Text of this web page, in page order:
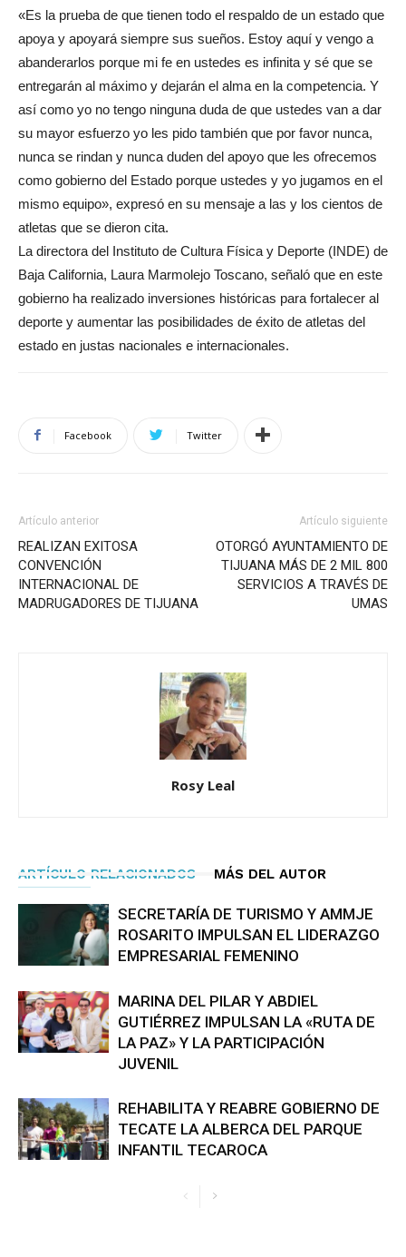
«Es la prueba de que tienen todo el respaldo de un estado que
apoya y apoyará siempre sus sueños. Estoy aquí y vengo a
abanderarlos porque mi fe en ustedes es infinita y sé que se
entregarán al máximo y dejarán el alma en la competencia. Y
así como yo no tengo ninguna duda de que ustedes van a dar
su mayor esfuerzo yo les pido también que por favor nunca,
nunca se rindan y nunca duden del apoyo que les ofrecemos
como gobierno del Estado porque ustedes y yo jugamos en el
mismo equipo», expresó en su mensaje a las y los cientos de
atletas que se dieron cita.
La directora del Instituto de Cultura Física y Deporte (INDE) de
Baja California, Laura Marmolejo Toscano, señaló que en este
gobierno ha realizado inversiones históricas para fortalecer al
deporte y aumentar las posibilidades de éxito de atletas del
estado en justas nacionales e internacionales.
Facebook Twitter
Artículo anterior
REALIZAN EXITOSA
CONVENCIÓN
INTERNACIONAL DE
MADRUGADORES DE TIJUANA
Artículo siguiente
OTORGÓ AYUNTAMIENTO DE
TIJUANA MÁS DE 2 MIL 800
SERVICIOS A TRAVÉS DE
UMAS
Rosy Leal
ARTÍCULO RELACIONADOS MÁS DEL AUTOR
SECRETARÍA DE TURISMO Y AMMJE
ROSARITO IMPULSAN EL LIDERAZGO
EMPRESARIAL FEMENINO
MARINA DEL PILAR Y ABDIEL
GUTIÉRREZ IMPULSAN LA «RUTA DE
LA PAZ» Y LA PARTICIPACIÓN
JUVENIL
REHABILITA Y REABRE GOBIERNO DE
TECATE LA ALBERCA DEL PARQUE
INFANTIL TECAROCA